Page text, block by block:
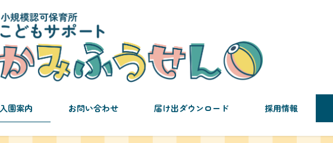
入園案内 お問い合わせ 届け出ダウンロード 採用情報